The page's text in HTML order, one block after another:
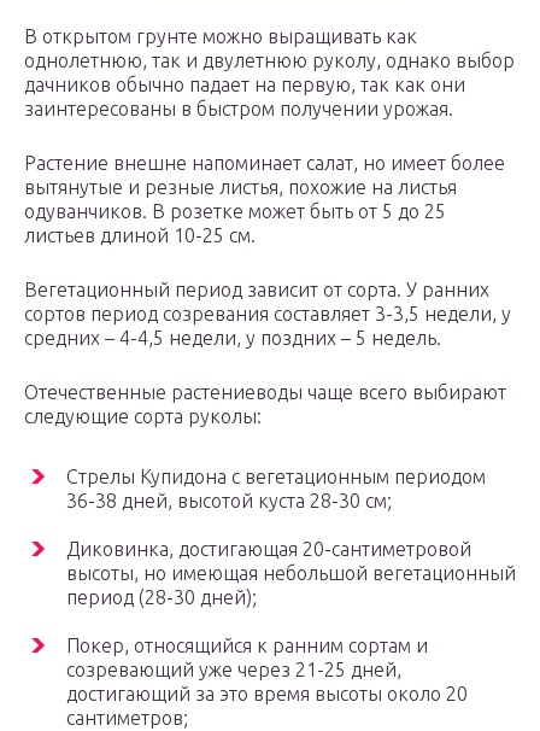
В открытом грунте можно выращивать как
однолетнюю, так и двулетнюю руколу, однако выбор
дачников обычно падает на первую, так как они
заинтересованы в быстром получении урожая.
Растение внешне напоминает салат, но имеет более
вытянутые и резные листья, похожие на листья
одуванчиков. В розетке может быть от 5 до 25
листьев длиной 10-25 см.
Вегетационный период зависит от сорта. У ранних
сортов период созревания составляет 3-3,5 недели, у
средних – 4-4,5 недели, у поздних – 5 недель.
Отечественные растениеводы чаще всего выбирают
следующие сорта руколы:
Стрелы Купидона с вегетационным периодом
36-38 дней, высотой куста 28-30 см;
Диковинка, достигающая 20-сантиметровой
высоты, но имеющая небольшой вегетационный
период (28-30 дней);
Покер, относящийся к ранним сортам и
созревающий уже через 21-25 дней,
достигающий за это время высоты около 20
сантиметров;